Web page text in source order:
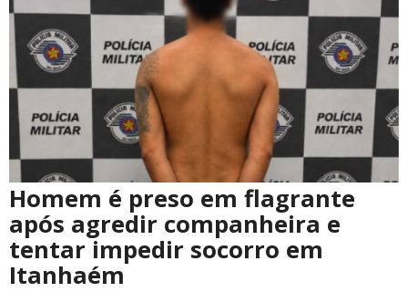
Homem é preso em flagrante
após agredir companheira e
tentar impedir socorro em
Itanhaém